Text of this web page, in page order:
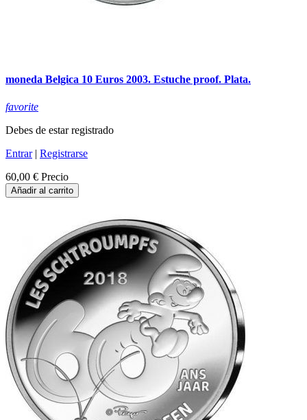
moneda Belgica 10 Euros 2003. Estuche proof. Plata.
favorite
Debes de estar registrado
Entrar| Registrarse
60,00 € Precio
Añadir al carrito